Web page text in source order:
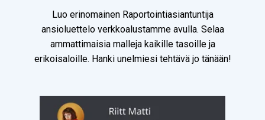
Luo erinomainen Raportointiasiantuntija
ansioluettelo verkkoalustamme avulla. Selaa
ammattimaisia malleja kaikille tasoille ja
erikoisaloille. Hanki unelmiesi tehtävä jo tänään!